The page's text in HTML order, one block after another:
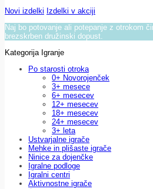
Novi izdelki Izdelki v akciji
Naj bo potovanje ali potepanje z otrokom
brezskrben družinski dopust.
Kategorija Igranje
Po starosti otroka
0+ Novorojenček
3+ mesece
6+ mesecev
12+ mesecev
18+ mesecev
24+ mesecev
3+ leta
Ustvarjalne igrače
Mehke in plišaste igrače
Ninice za dojenčke
Igralne podloge
Igralni centri
Aktivnostne igrače